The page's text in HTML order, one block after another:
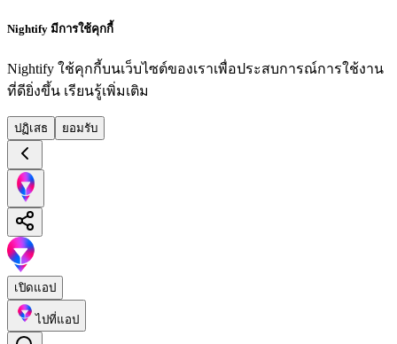
Nightify มีการใช้คุกกี้
Nightify ใช้คุกกี้บนเว็บไซต์ของเราเพื่อประสบการณ์การใช้งาน
ที่ดียิ่งขึ้น เรียนรู้เพิ่มเติม
ปฏิเสธ ยอมรับ
เปิดแอป
ไปที่แอป